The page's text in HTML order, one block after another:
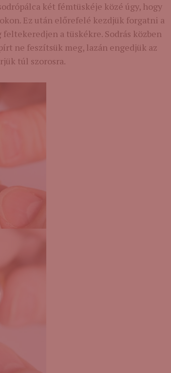
két fémtüskéje közé úgy, hogy
Ez után előrefelé kezdjük forgatni a
feltekeredjen a tüskékre. Sodrás közben
ne feszítsük meg, lazán engedjük az
túl szorosra.